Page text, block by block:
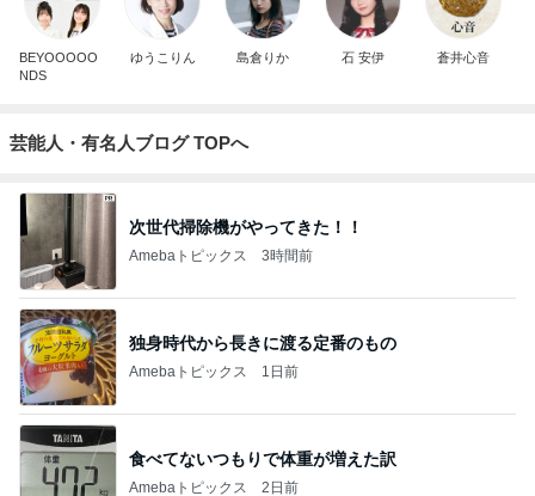
BEYOOOOO
NDS
ゆうこりん 島倉りか 石 安伊 蒼井心音
芸能人・有名人ブログ TOPへ
次世代掃除機がやってきた！！
Amebaトピックス 3時間前
独身時代から長きに渡る定番のもの
Amebaトピックス 1日前
食べてないつもりで体重が増えた訳
Amebaトピックス 2日前